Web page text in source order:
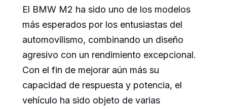
El BMW M2 ha sido uno de los modelos
más esperados por los entusiastas del
automovilismo, combinando un diseño
agresivo con un rendimiento excepcional.
Con el fin de mejorar aún más su
capacidad de respuesta y potencia, el
vehículo ha sido objeto de varias